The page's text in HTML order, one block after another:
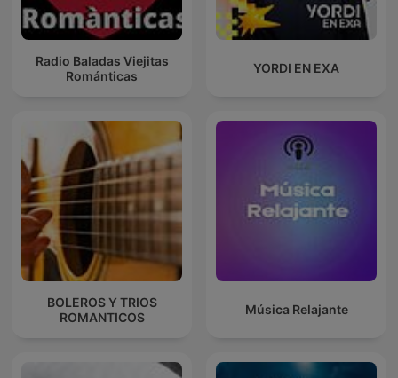
Radio Baladas Viejitas
Románticas
YORDI EN EXA
BOLEROS Y TRIOS
ROMANTICOS
Música Relajante